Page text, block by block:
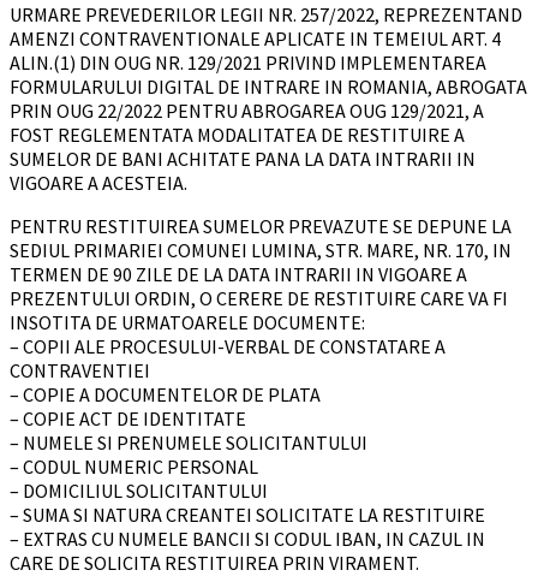
URMARE PREVEDERILOR LEGII NR. 257/2022, REPREZENTAND
AMENZI CONTRAVENTIONALE APLICATE IN TEMEIUL ART. 4
ALIN.(1) DIN OUG NR. 129/2021 PRIVIND IMPLEMENTAREA
FORMULARULUI DIGITAL DE INTRARE IN ROMANIA, ABROGATA
PRIN OUG 22/2022 PENTRU ABROGAREA OUG 129/2021, A
FOST REGLEMENTATA MODALITATEA DE RESTITUIRE A
SUMELOR DE BANI ACHITATE PANA LA DATA INTRARII IN
VIGOARE A ACESTEIA.
PENTRU RESTITUIREA SUMELOR PREVAZUTE SE DEPUNE LA
SEDIUL PRIMARIEI COMUNEI LUMINA, STR. MARE, NR. 170, IN
TERMEN DE 90 ZILE DE LA DATA INTRARII IN VIGOARE A
PREZENTULUI ORDIN, O CERERE DE RESTITUIRE CARE VA FI
INSOTITA DE URMATOARELE DOCUMENTE:
– COPII ALE PROCESULUI-VERBAL DE CONSTATARE A
CONTRAVENTIEI
– COPIE A DOCUMENTELOR DE PLATA
– COPIE ACT DE IDENTITATE
– NUMELE SI PRENUMELE SOLICITANTULUI
– CODUL NUMERIC PERSONAL
– DOMICILIUL SOLICITANTULUI
– SUMA SI NATURA CREANTEI SOLICITATE LA RESTITUIRE
– EXTRAS CU NUMELE BANCII SI CODUL IBAN, IN CAZUL IN
CARE DE SOLICITA RESTITUIREA PRIN VIRAMENT.